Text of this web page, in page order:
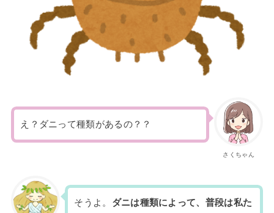
さくちゃん
え？ダニって種類があるの？？
そうよ。 ダニは種類によって、普段は私た